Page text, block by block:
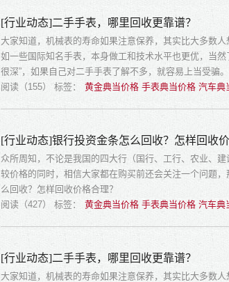
[行业动态]二手手表，哪里回收更靠谱？
大家知道，机械表的寿命如果注意保养，其实比大多数
如一些国际知名手表，本身做工和技术水平也更优，当
很深”，如果自己对二手手表了解不多，就容易上当受骗
阅读（155） 标签： 黄金典当价格 手表典当价格 汽车典
[行业动态]银行投资金条怎么回收？怎样回收价
众所周知，不论是我国的四大行（国行、工行、农业、
较价格的同时，相信大家都在购买前还会关注一个问题
么回收？怎样回收价格合理？
阅读（427） 标签： 黄金典当价格 手表典当价格 汽车典
[行业动态]二手手表，哪里回收更靠谱？
大家知道，机械表的寿命如果注意保养，其实比大多数